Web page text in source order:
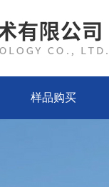
样品购买